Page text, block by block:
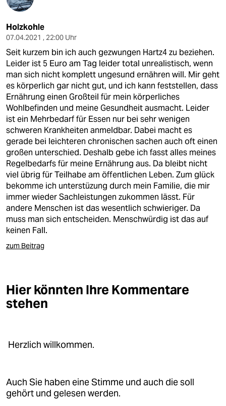
Holzkohle
07.04.2021 , 22:00 Uhr
Seit kurzem bin ich auch gezwungen Hartz4 zu beziehen.
Leider ist 5 Euro am Tag leider total unrealistisch, wenn
man sich nicht komplett ungesund ernähren will. Mir geht
es körperlich gar nicht gut, und ich kann feststellen, dass
Ernährung einen Großteil für mein körperliches
Wohlbefinden und meine Gesundheit ausmacht. Leider
ist ein Mehrbedarf für Essen nur bei sehr wenigen
schweren Krankheiten anmeldbar. Dabei macht es
gerade bei leichteren chronischen sachen auch oft einen
großen unterschied. Deshalb gebe ich fasst alles meines
Regelbedarfs für meine Ernährung aus. Da bleibt nicht
viel übrig für Teilhabe am öffentlichen Leben. Zum glück
bekomme ich unterstüzung durch mein Familie, die mir
immer wieder Sachleistungen zukommen lässt. Für
andere Menschen ist das wesentlich schwieriger. Da
muss man sich entscheiden. Menschwürdig ist das auf
keinen Fall.
zum Beitrag
Hier könnten Ihre Kommentare
stehen
Herzlich willkommen.
Auch Sie haben eine Stimme und auch die soll
gehört und gelesen werden.